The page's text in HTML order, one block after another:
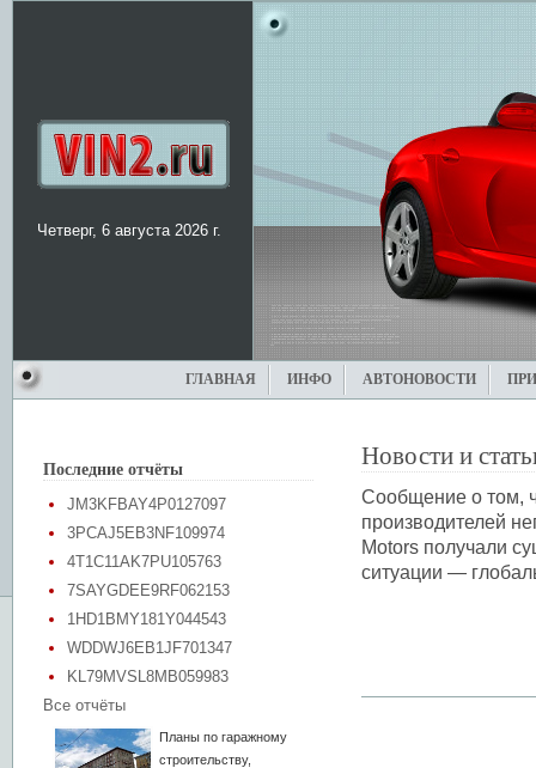
Четверг, 6 августа 2026 г.
ГЛАВНАЯ ИНФО АВТОНОВОСТИ
Последние отчёты
JM3KFBAY4P0127097
3PCAJ5EB3NF109974
4T1C11AK7PU105763
7SAYGDEE9RF062153
1HD1BMY181Y044543
WDDWJ6EB1JF701347
KL79MVSL8MB059983
Все отчёты
Планы по гаражному
строительству,
Новости и
Сообщение о том,
производителей
Motors получали
ситуации —